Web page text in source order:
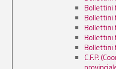
Bollettini
Bollettini
Bollettini
Bollettini
Bollettini
C.F.P.